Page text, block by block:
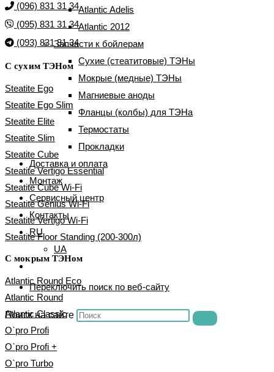
Atlantic Adelis
Atlantic 2012
Запчасти к бойлерам
Сухие (стеатитовые) ТЭНы
Мокрые (медные) ТЭНы
Магниевые аноды
Фланцы (колбы) для ТЭНа
Термостаты
Прокладки
Доставка и оплата
Монтаж
Сервисный центр
Контакты
RU
UA
Переключить поиск по веб-сайту
Поиск на сайте
(096) 831 31 34
(095) 831 31 34
(093) 831 31 34
С сухим ТЭНом
Steatite Ego
Steatite Ego Slim
Steatite Elite
Steatite Slim
Steatite Cube
Steatite Vertigo Essential
Steatite Cube Wi-Fi
Steatite Genius Wi-Fi
Steatite Vertigo Wi-Fi
Steatite Floor Standing (200-300л)
С мокрым ТЭНом
Atlantic Round Eco
Atlantic Round
Atlantic Classic
O`pro Profi
O`pro Profi +
O`pro Turbo